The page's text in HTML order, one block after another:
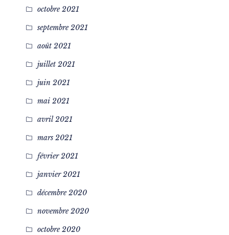
octobre 2021
septembre 2021
août 2021
juillet 2021
juin 2021
mai 2021
avril 2021
mars 2021
février 2021
janvier 2021
décembre 2020
novembre 2020
octobre 2020